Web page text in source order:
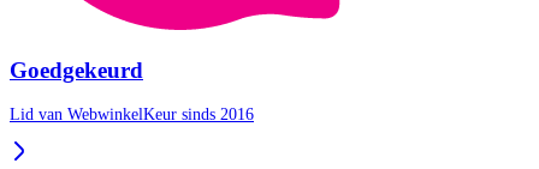
Goedgekeurd
Lid van WebwinkelKeur sinds 2016